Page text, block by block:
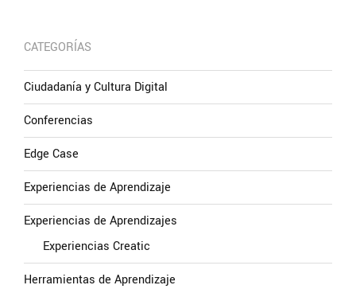
CATEGORÍAS
Ciudadanía y Cultura Digital
Conferencias
Edge Case
Experiencias de Aprendizaje
Experiencias de Aprendizajes
Experiencias Creatic
Herramientas de Aprendizaje